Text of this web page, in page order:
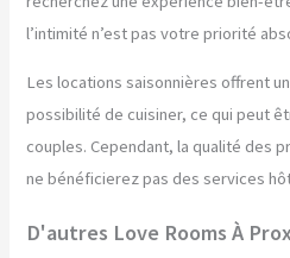
l’intimité n’est pas votre priorité
Les locations saisonnières offrent
possibilité de cuisiner, ce qui peut
couples. Cependant, la qualité des
ne bénéficierez pas des services
D'autres Love Rooms À